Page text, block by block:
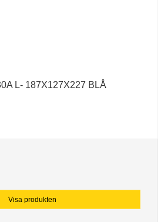
L- 187X127X227 BLÅ
Visa produkten